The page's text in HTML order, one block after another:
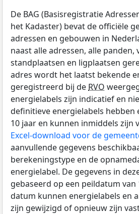
De BAG (Basisregistratie
het Kadaster) bevat de officiële
adressen en gebouwen in
naast alle adressen, alle
standplaatsen en ligplaatsen
adres wordt het laatst bekende
geregistreerd bij de RVO
energielabels zijn indicatief en
definitieve energielabels hebben
10 jaar en kunnen inmiddels zijn
Excel-download voor de
aanvullende gegevens
berekeningstype en de
energielabel. De gegevens in
gebaseerd op een peildatum van
datum kunnen energielabels en
zijn gewijzigd of opnieuw zijn